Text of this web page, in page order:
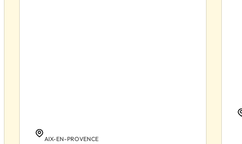
AIX-EN-PROVENCE